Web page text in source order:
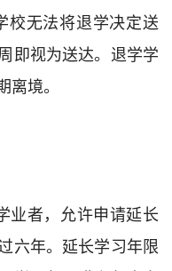
校无法将退学决定送
即视为送达。退学学
离境。
业者，允许申请延长
六年。延长学习年限